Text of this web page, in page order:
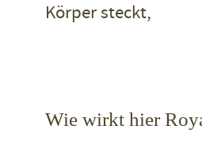
Körper steckt,
Wie wirkt hier